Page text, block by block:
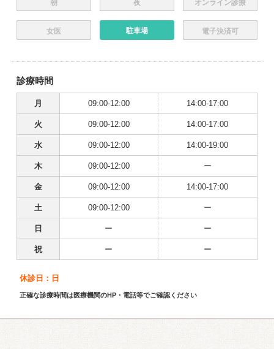
朝 夜 オンライン診療
女医 駐車場 電子決済可
診療時間
月 09:00-12:00 14:00-17:00
火 09:00-12:00 14:00-17:00
水 09:00-12:00 14:00-19:00
木 09:00-12:00 ー
金 09:00-12:00 14:00-17:00
土 09:00-12:00 ー
日 ー ー
祝 ー ー
休診日：日
正確な診療時間は医療機関のHP・電話等でご確認ください